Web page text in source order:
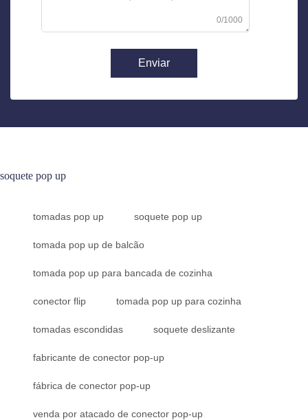
0/1000
Enviar
soquete pop up
tomadas pop up soquete pop up
tomada pop up de balcão
tomada pop up para bancada de cozinha
conector flip tomada pop up para cozinha
tomadas escondidas soquete deslizante
fabricante de conector pop-up
fábrica de conector pop-up
venda por atacado de conector pop-up